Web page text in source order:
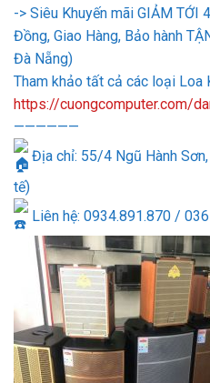
-> Siêu Khuyến mãi GIẢM TỚI
Đồng, Giao Hàng, Bảo hành
Đà Nẵng)
Tham khảo tất cả các loại Loa
https://cuongcomputer.com/
——————
Địa chỉ: 55/4 Ngũ Hành
tế)
Liên hệ: 0934.891.870 /